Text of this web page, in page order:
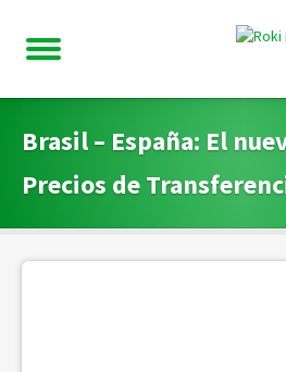
Brasil – España: El
Precios de